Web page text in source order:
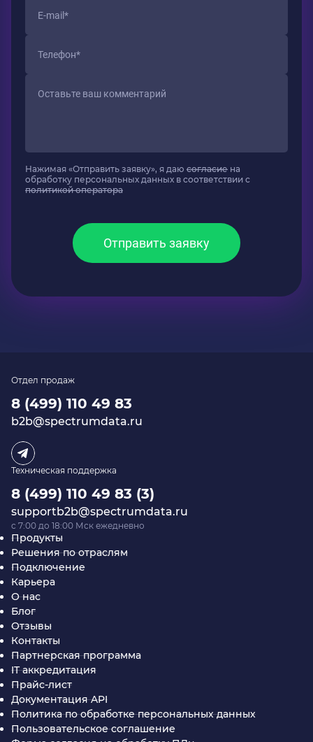
Нажимая «Отправить заявку», я даю согласие на
обработку персональных данных в соответствии с
политикой оператора
Отправить заявку
Продукты
Решения по отраслям
Подключение
Карьера
О нас
Блог
Отзывы
Контакты
Партнерская программа
IT аккредитация
Прайс-лист
Документация API
Политика по обработке персональных данных
Пользовательское соглашение
Отдел продаж
8 (499) 110 49 83
b2b@spectrumdata.ru
Техническая поддержка
8 (499) 110 49 83 (3)
supportb2b@spectrumdata.ru
c 7:00 до 18:00 Мск ежедневно